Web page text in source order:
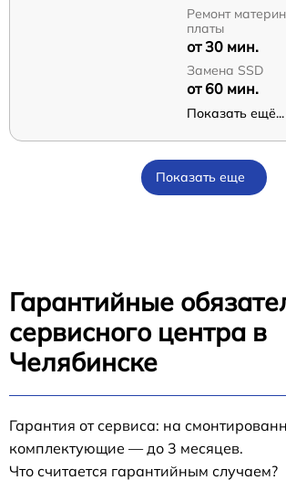
Ремонт
платы
от 30 мин.
Замена SSD
от 60 мин.
Показать ещё...
Показать еще
Гарантийные
сервисного центра в
Челябинске
Гарантия от сервиса: на
комплектующие — до 3 месяцев.
Что считается гарантийным случаем?